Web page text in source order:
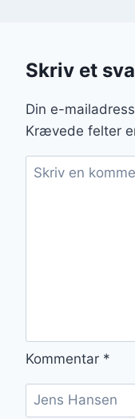
Skriv et
Din e-
Krævede felter
Kommentar *